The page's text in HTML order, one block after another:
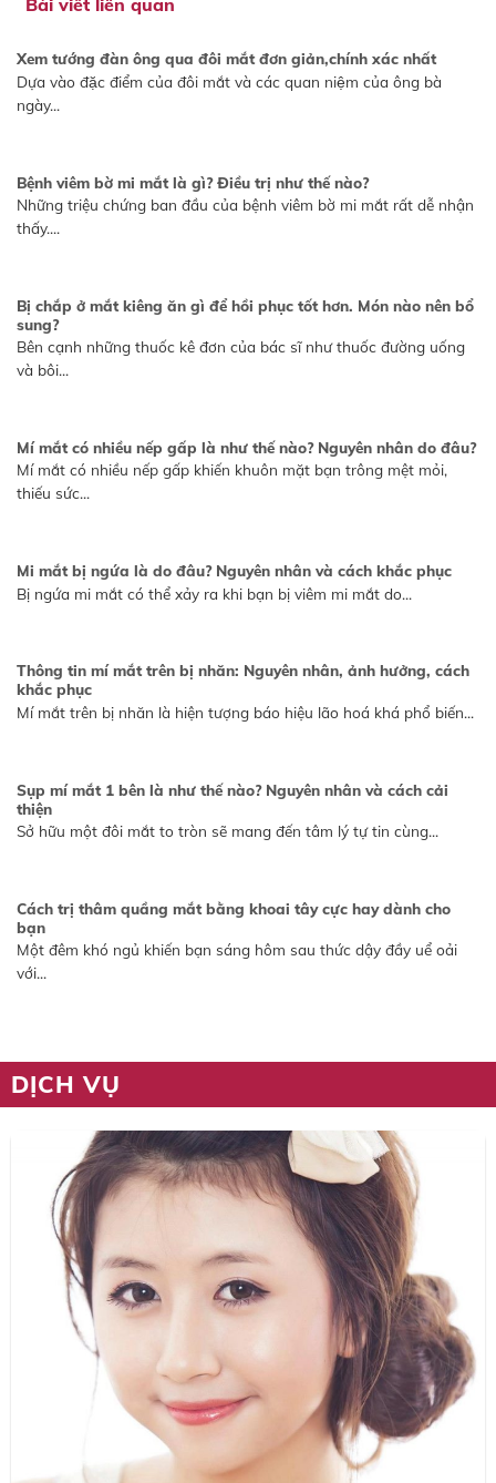
Bài viết liên quan
Xem tướng đàn ông qua đôi mắt đơn giản,chính xác nhất
Dựa vào đặc điểm của đôi mắt và các quan niệm của ông bà
ngày...
Bệnh viêm bờ mi mắt là gì? Điều trị như thế nào?
Những triệu chứng ban đầu của bệnh viêm bờ mi mắt rất dễ nhận
thấy....
Bị chắp ở mắt kiêng ăn gì để hồi phục tốt hơn. Món nào nên bổ
sung?
Bên cạnh những thuốc kê đơn của bác sĩ như thuốc đường uống
và bôi...
Mí mắt có nhiều nếp gấp là như thế nào? Nguyên nhân do đâu?
Mí mắt có nhiều nếp gấp khiến khuôn mặt bạn trông mệt mỏi,
thiếu sức...
Mi mắt bị ngứa là do đâu? Nguyên nhân và cách khắc phục
Bị ngứa mi mắt có thể xảy ra khi bạn bị viêm mi mắt do...
Thông tin mí mắt trên bị nhăn: Nguyên nhân, ảnh hưởng, cách
khắc phục
Mí mắt trên bị nhăn là hiện tượng báo hiệu lão hoá khá phổ biến...
Sụp mí mắt 1 bên là như thế nào? Nguyên nhân và cách cải
thiện
Sở hữu một đôi mắt to tròn sẽ mang đến tâm lý tự tin cùng...
Cách trị thâm quầng mắt bằng khoai tây cực hay dành cho
bạn
Một đêm khó ngủ khiến bạn sáng hôm sau thức dậy đầy uể oải
với...
DỊCH VỤ